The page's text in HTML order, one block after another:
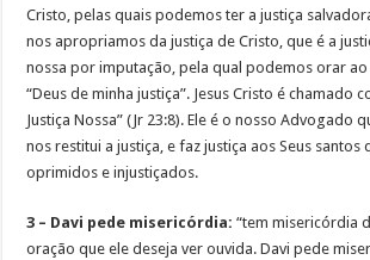
Cristo, pelas quais podemos ter a justiça
nos apropriamos da justiça de Cristo, que é a
nossa por imputação, pela qual podemos orar
“Deus de minha justiça”. Jesus Cristo é chamado
Justiça Nossa” (Jr 23:8). Ele é o nosso Advogado
nos restitui a justiça, e faz justiça aos Seus santos
oprimidos e injustiçados.
3 – Davi pede misericórdia: “tem misericórdia
oração que ele deseja ver ouvida. Davi pede